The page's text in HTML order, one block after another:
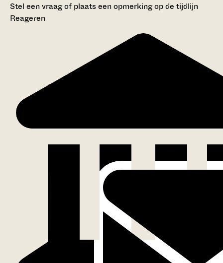
Stel een vraag of plaats een opmerking op de tijdlijn
Reageren